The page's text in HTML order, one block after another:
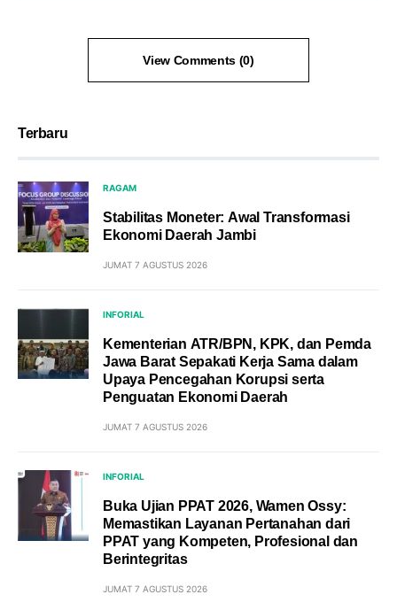
View Comments (0)
Terbaru
RAGAM
Stabilitas Moneter: Awal Transformasi
Ekonomi Daerah Jambi
JUMAT 7 AGUSTUS 2026
INFORIAL
Kementerian ATR/BPN, KPK, dan Pemda
Jawa Barat Sepakati Kerja Sama dalam
Upaya Pencegahan Korupsi serta
Penguatan Ekonomi Daerah
JUMAT 7 AGUSTUS 2026
INFORIAL
Buka Ujian PPAT 2026, Wamen Ossy:
Memastikan Layanan Pertanahan dari
PPAT yang Kompeten, Profesional dan
Berintegritas
JUMAT 7 AGUSTUS 2026